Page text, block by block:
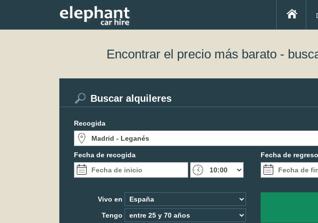
Encontrar el precio más barato -
Buscar alquileres
Recogida
Fecha de recogida Fecha de regreso
Vivo en
Tengo